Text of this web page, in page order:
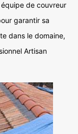
de couvreur
garantir sa
dans le domaine,
Artisan